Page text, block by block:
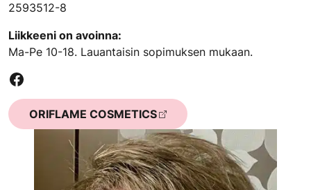
2593512-8
Liikkeeni on avoinna:
Ma-Pe 10-18. Lauantaisin sopimuksen mukaan.
Facebook
ORIFLAME COSMETICS